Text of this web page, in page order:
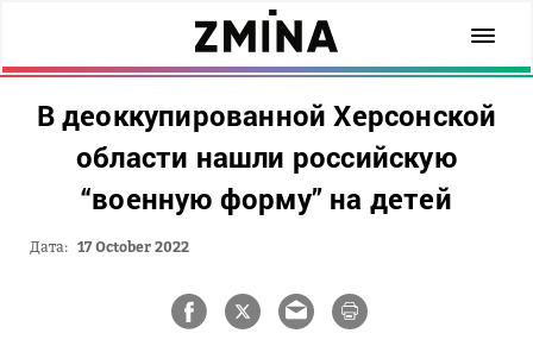
В деоккупированной Херсонской
области нашли российскую
“военную форму” на детей
Дата: 17 October 2022